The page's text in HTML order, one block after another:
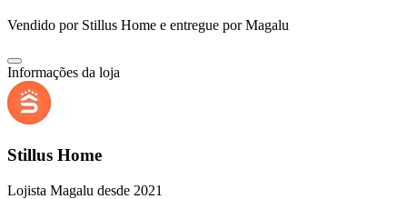
Vendido por Stillus Home e entregue por Magalu
Informações da loja
Stillus Home
Lojista Magalu desde 2021